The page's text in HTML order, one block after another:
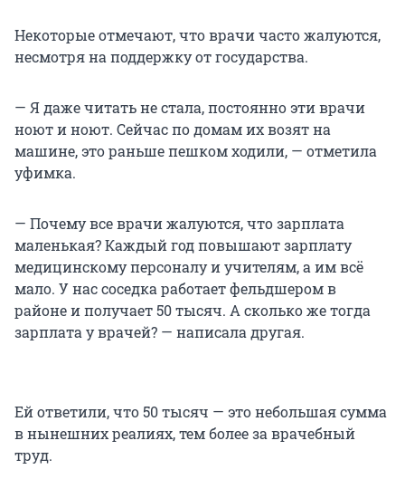
Некоторые отмечают, что врачи часто жалуются,
несмотря на поддержку от государства.
— Я даже читать не стала, постоянно эти врачи
ноют и ноют. Сейчас по домам их возят на
машине, это раньше пешком ходили, — отметила
уфимка.
— Почему все врачи жалуются, что зарплата
маленькая? Каждый год повышают зарплату
медицинскому персоналу и учителям, а им всё
мало. У нас соседка работает фельдшером в
районе и получает 50 тысяч. А сколько же тогда
зарплата у врачей? — написала другая.
Ей ответили, что 50 тысяч — это небольшая сумма
в нынешних реалиях, тем более за врачебный
труд.